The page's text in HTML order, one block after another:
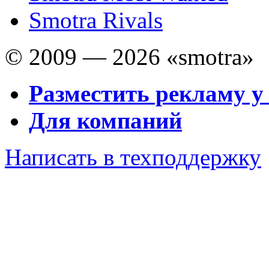
Smotra Rivals
© 2009 — 2026 «smotra»
Разместить рекламу у
Для компаний
Написать в техподдержку